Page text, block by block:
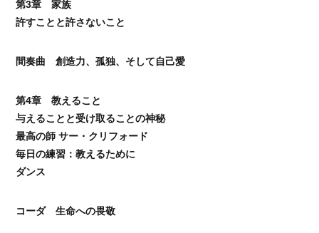
第3章 家族
許すことと許さないこと
間奏曲 創造力、孤独、そして自己愛
第4章 教えること
与えることと受け取ることの神秘
最高の師 サー・クリフォード
毎日の練習：教えるために
ダンス
コーダ 生命への畏敬